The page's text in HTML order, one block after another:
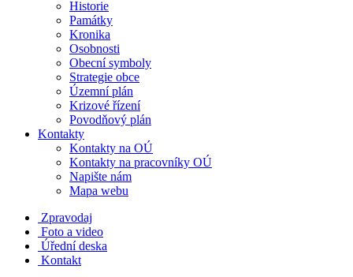
Historie
Památky
Kronika
Osobnosti
Obecní symboly
Strategie obce
Územní plán
Krizové řízení
Povodňový plán
Kontakty
Kontakty na OÚ
Kontakty na pracovníky OÚ
Napište nám
Mapa webu
Zpravodaj
Foto a video
Úřední deska
Kontakt